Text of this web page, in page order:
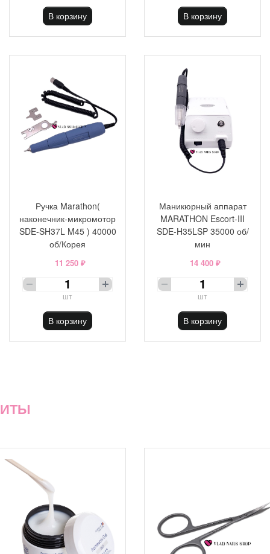
В корзину В корзину
Ручка Marathon(
наконечник-микромотор
SDE-SH37L M45 ) 40000
об/Корея
11 250 ₽
шт
В корзину
Маникюрный аппарат
MARATHON Escort-III
SDE-H35LSP 35000 об/
мин
14 400 ₽
шт
В корзину